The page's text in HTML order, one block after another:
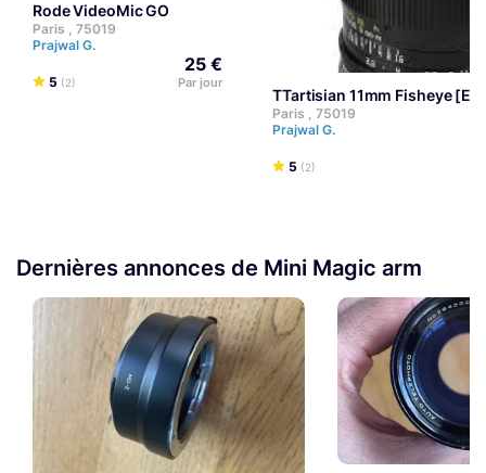
Rode VideoMic GO
Paris , 75019
Prajwal G.
5 (2)
25 €
Par jour
TTartisian 11mm Fisheye
Paris , 75019
Prajwal G.
5 (2)
Dernières annonces de Mini Magic arm